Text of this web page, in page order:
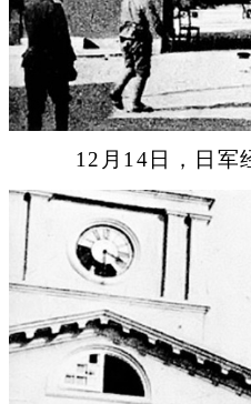
12月14日，日军